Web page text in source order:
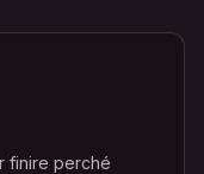
finire perché